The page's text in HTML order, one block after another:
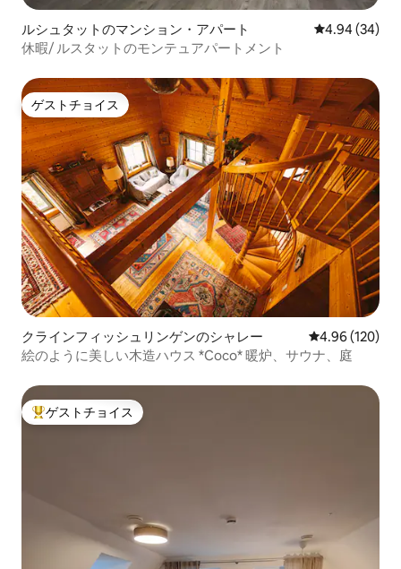
ルシュタットのマンション・アパート レビュー34
4.94 (34)
休暇/ ルスタットのモンテュアパートメント
ゲストチョイス
ゲストチョイス
クラインフィッシュリンゲンのシャレー レビュー120
4.96 (120)
絵のように美しい木造ハウス *Coco* 暖炉、サウナ、庭
大好評のゲストチョイスです。
ゲストチョイス